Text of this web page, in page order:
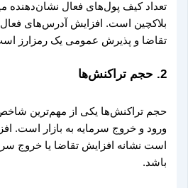
تعداد کیف پول‌های فعال نشان‌دهنده
بلاکچین است. افزایش آدرس‌های فعال
تقاضا و پذیرش عمومی یک رمزارز
2. حجم تراکنش‌ها
حجم تراکنش‌ها یکی از مهم‌ترین
ورود و خروج سرمایه به بازار است.
است نشانه افزایش تقاضا یا خروج
باشد.